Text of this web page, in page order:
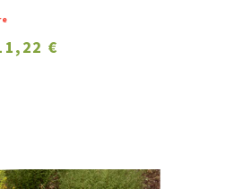
€